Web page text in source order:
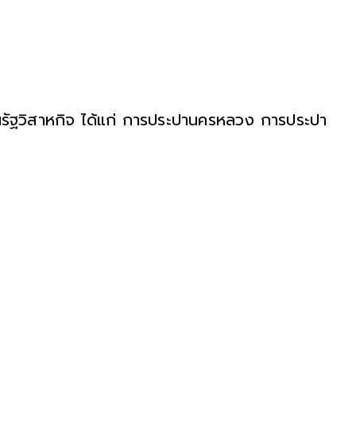
วิสาหกิจ ได้แก่ การประปานครหลวง การประปา